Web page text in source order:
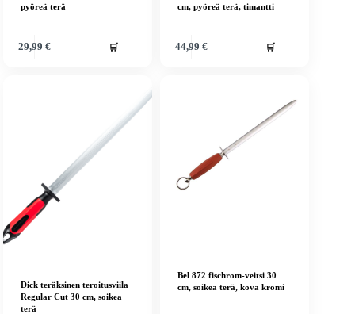
pyöreä terä
29,99 € 🛒
cm, pyöreä terä, timantti
44,99 € 🛒
Dick teräksinen teroitusviila
Regular Cut 30 cm, soikea
terä
Bel 872 fischrom-veitsi 30
cm, soikea terä, kova kromi